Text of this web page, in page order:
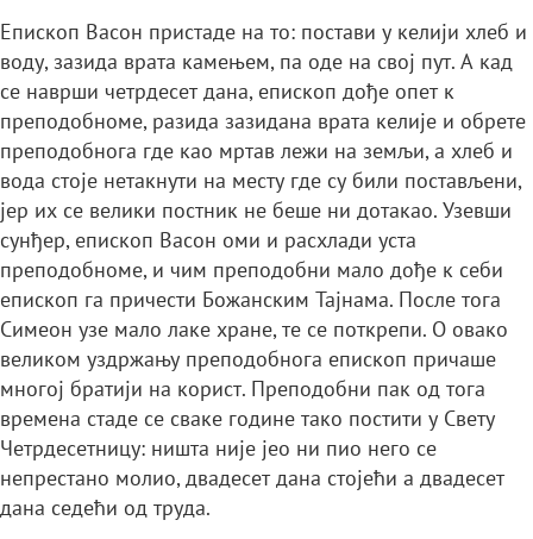
Епископ Васон пристаде на то: постави у келији хлеб и
воду, зазида врата камењем, па оде на свој пут. А кад
се наврши четрдесет дана, епископ дође опет к
преподобноме, разида зазидана врата келије и обрете
преподобнога где као мртав лежи на земљи, а хлеб и
вода стоје нетакнути на месту где су били постављени,
јер их се велики постник не беше ни дотакао. Узевши
сунђер, епископ Васон оми и расхлади уста
преподобноме, и чим преподобни мало дође к себи
епископ га причести Божанским Тајнама. После тога
Симеон узе мало лаке хране, те се поткрепи. О овако
великом уздржању преподобнога епископ причаше
многој братији на корист. Преподобни пак од тога
времена стаде се сваке године тако постити у Свету
Четрдесетницу: ништа није јео ни пио него се
непрестано молио, двадесет дана стојећи а двадесет
дана седећи од труда.